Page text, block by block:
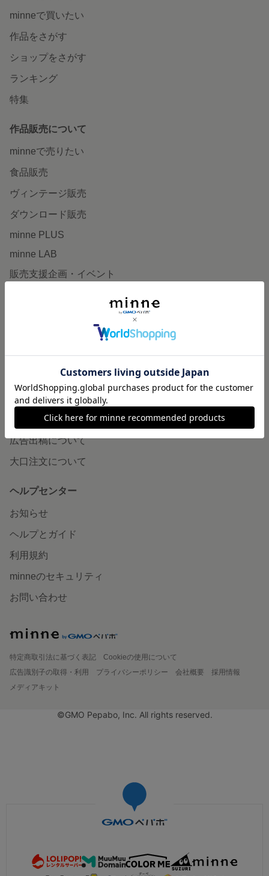
minneで買いたい
作品をさがす
ショップをさがす
ランキング
特集
作品販売について
minneで売りたい
食品販売
ヴィンテージ販売
ダウンロード販売
minne PLUS
minne LAB
販売支援企画・イベント
minneとものづくりと
minneの本
企業の方へ
広告出稿について
大口注文について
ヘルプセンター
お知らせ
ヘルプとガイド
利用規約
minneのセキュリティ
お問い合わせ
特定商取引法に基づく表記
Cookieの使用について
広告識別子の取得・利用
プライバシーポリシー 会社概要
採用情報
メディアキット
©GMO Pepabo, Inc. All rights reserved.